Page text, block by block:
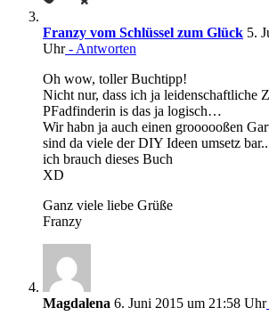
Franzy vom Schlüssel zum Glück 5.
Uhr- Antworten
Oh wow, toller Buchtipp!
Nicht nur, dass ich ja leidenschaftliche
PFadfinderin is das ja logisch…
Wir habn ja auch einen groooooßen
sind da viele der DIY Ideen umsetz bar..
ich brauch dieses Buch
XD
Ganz viele liebe Grüße
Franzy
Magdalena 6. Juni 2015 um 21:58 Uhr